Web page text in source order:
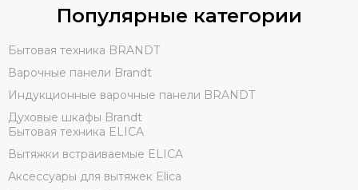
Популярные категории
Бытовая техника BRANDT
Варочные панели Brandt
Индукционные варочные панели BRANDT
Духовые шкафы Brandt
Бытовая техника ELICA
Вытяжки встраиваемые ELICA
Аксессуары для вытяжек Elica